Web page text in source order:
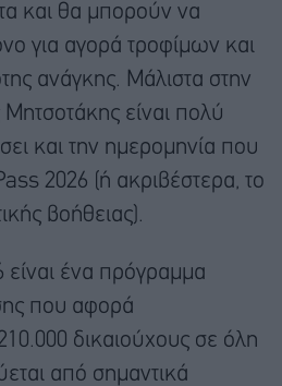
και θα μπορούν να
για αγορά τροφίμων και
ανάγκης. Μάλιστα στην
είναι πολύ
και την ημερομηνία που
2026 (ή ακριβέστερα, το
βοήθειας).
είναι ένα πρόγραμμα
που αφορά
δικαιούχους σε όλη
από σημαντικά